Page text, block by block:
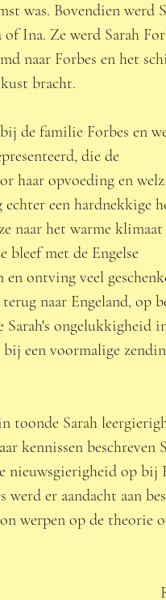
was. Bovendien werd
Ina. Ze werd Sarah
naar Forbes en het
bracht.
de familie Forbes en
die de
haar opvoeding en
een hardnekkige
naar het warme klimaat
bleef met de Engelse
ontving veel
naar Engeland, op
Sarah's ongelukkigheid
bij een voormalige
toonde Sarah
kennissen
nieuwsgierigheid op
werd er aandacht aan
werpen op de